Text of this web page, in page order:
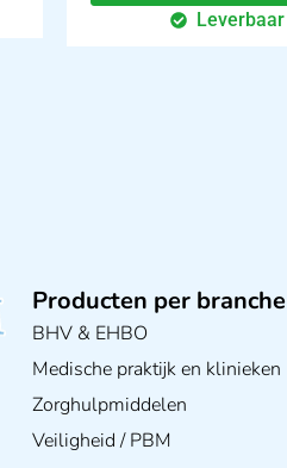
Leverbaar
Producten per branche
BHV & EHBO
Medische praktijk en klinieken
Zorghulpmiddelen
Veiligheid / PBM